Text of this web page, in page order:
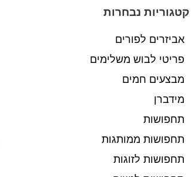
קטגוריות נבחרות
אביזרים לפורים
פריטי לבוש משלימים
מבצעים חמים
מידברן
תחפושות
תחפושות ממותגות
תחפושות לזוגות